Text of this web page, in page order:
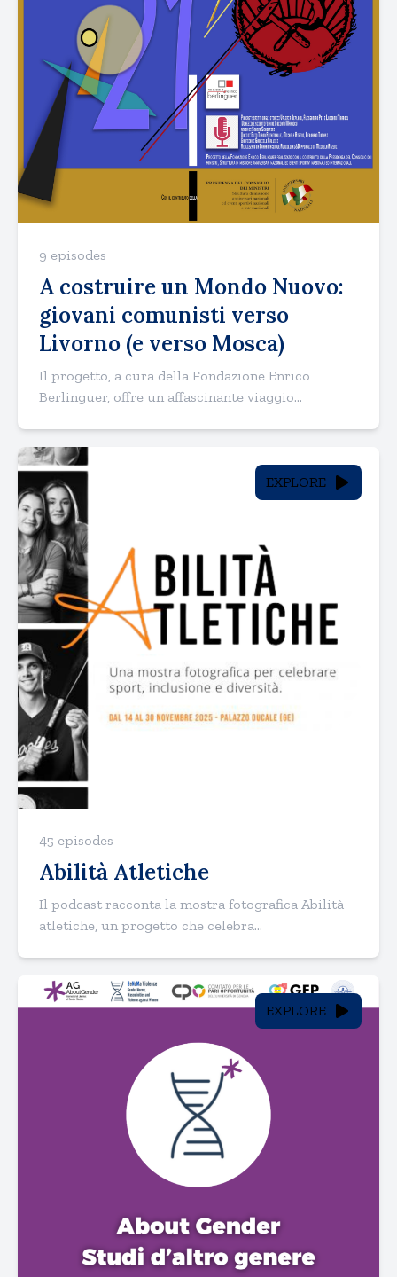
9 episodes
A costruire un Mondo Nuovo:
giovani comunisti verso
Livorno (e verso Mosca)
Il progetto, a cura della Fondazione Enrico
Berlinguer, offre un affascinante viaggio...
EXPLORE
45 episodes
Abilità Atletiche
Il podcast racconta la mostra fotografica Abilità
atletiche, un progetto che celebra...
EXPLORE